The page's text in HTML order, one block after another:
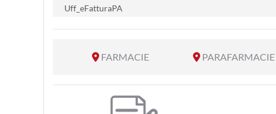
Uff_eFatturaPA
FARMACIE PARAFARMACIE